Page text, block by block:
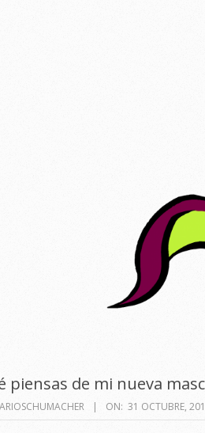
piensas de mi nueva
ON: 31 OCTUBRE,